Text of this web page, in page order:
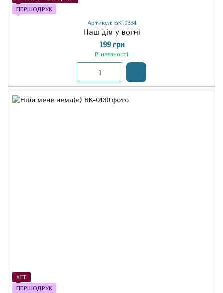
ПЕРШОДРУК
Артикул: БК-0334
Наш дім у вогні
199 грн
В наявності
ХІТ
ПЕРШОДРУК